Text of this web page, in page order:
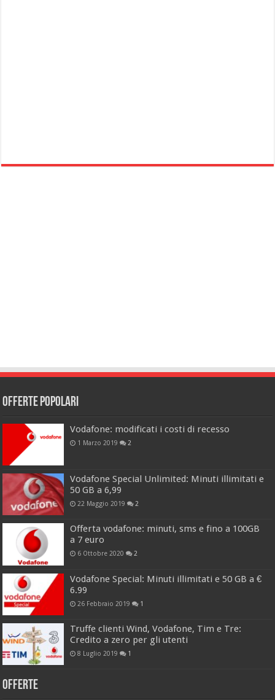
Offerte popolari
Vodafone: modificati i costi di recesso
1 Marzo 2019 2
Vodafone Special Unlimited: Minuti illimitati e
50 GB a 6,99
22 Maggio 2019 2
Offerta vodafone: minuti, sms e fino a 100GB
a 7 euro
6 Ottobre 2020 2
Vodafone Special: Minuti illimitati e 50 GB a €
6.99
26 Febbraio 2019 1
Truffe clienti Wind, Vodafone, Tim e Tre:
Credito a zero per gli utenti
8 Luglio 2019 1
Offerte